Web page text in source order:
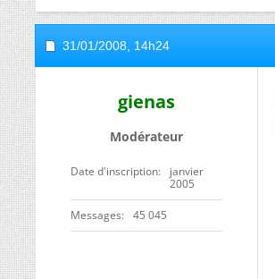
31/01/2008, 14h24
gienas
Modérateur
Date d'inscription
janvier
2005
Messages 45 045